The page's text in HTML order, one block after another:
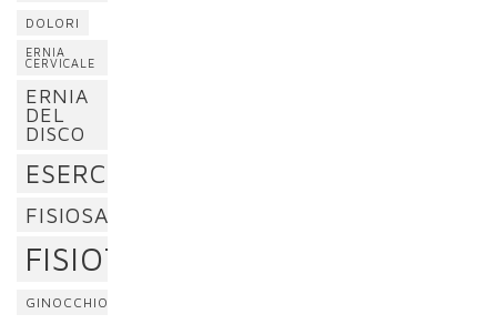
DOLORI
ERNIA
CERVICALE
ERNIA
DEL
DISCO
ESERCIZI
FISIOSAN
FISIOTERAPIA
GINOCCHIO